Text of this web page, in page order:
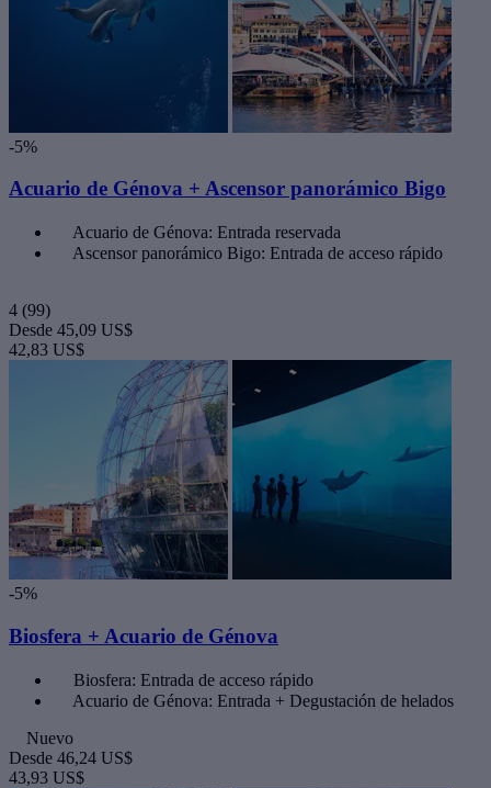
-5%
Acuario de Génova + Ascensor panorámico Bigo
Acuario de Génova: Entrada reservada
Ascensor panorámico Bigo: Entrada de acceso rápido
4 (99)
Desde 45,09 US$
42,83 US$
-5%
Biosfera + Acuario de Génova
Biosfera: Entrada de acceso rápido
Acuario de Génova: Entrada + Degustación de helados
Nuevo
Desde 46,24 US$
43,93 US$